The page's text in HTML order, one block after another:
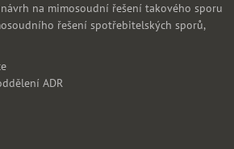
na mimosoudní řešení takového sporu
řešení spotřebitelských sporů,
ADR